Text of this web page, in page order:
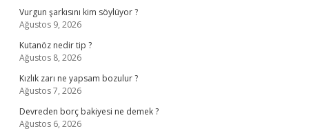
Vurgun şarkısını kim söylüyor ?
Ağustos 9, 2026
Kutanöz nedir tip ?
Ağustos 8, 2026
Kızlık zarı ne yapsam bozulur ?
Ağustos 7, 2026
Devreden borç bakiyesi ne demek ?
Ağustos 6, 2026